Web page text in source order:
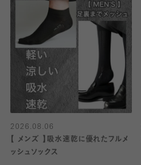
2026.08.06
【 メンズ 】吸水速乾に優れたフルメ
ッシュソックス